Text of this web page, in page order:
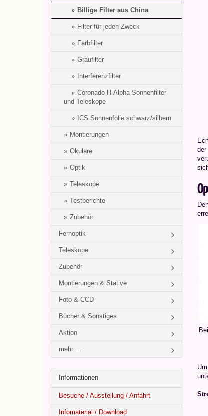
Billige Filter aus China
Filter für jeden Zweck
Farbfilter
Graufilter
Interferenzfilter
Coronado H-Alpha Sonnenfilter
und Teleskope
ICS Sonnenfolie schwarz/silbern
Montierungen
Okulare
Optik
Teleskope
Testberichte
Zubehör
Fernoptik
Teleskope
Zubehör
Montierungen & Stative
Foto & CCD
Bücher & Sonstiges
Aktion
mehr ...
Informationen
Besuche / Ausstellung / Anfahrt
Infomaterial / Download
der